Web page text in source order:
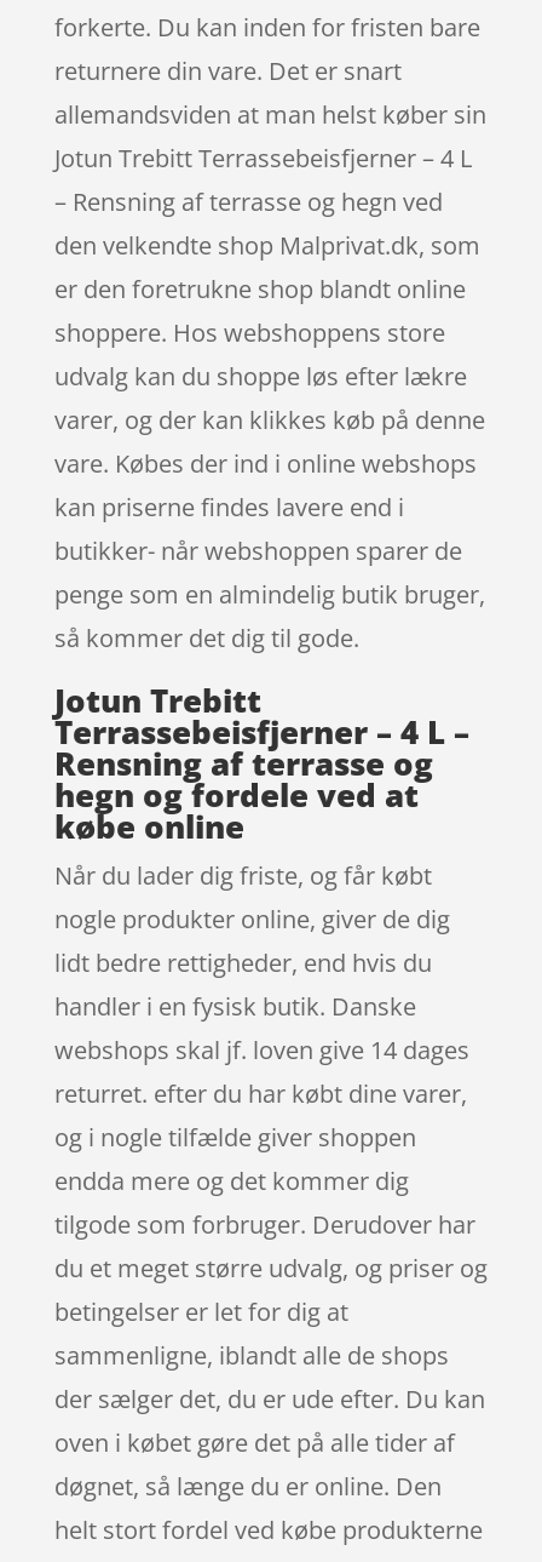
forkerte. Du kan inden for fristen bare
returnere din vare. Det er snart
allemandsviden at man helst køber sin
Jotun Trebitt Terrassebeisfjerner – 4 L
– Rensning af terrasse og hegn ved
den velkendte shop Malprivat.dk, som
er den foretrukne shop blandt online
shoppere. Hos webshoppens store
udvalg kan du shoppe løs efter lækre
varer, og der kan klikkes køb på denne
vare. Købes der ind i online webshops
kan priserne findes lavere end i
butikker- når webshoppen sparer de
penge som en almindelig butik bruger,
så kommer det dig til gode.
Jotun Trebitt
Terrassebeisfjerner – 4 L –
Rensning af terrasse og
hegn og fordele ved at
købe online
Når du lader dig friste, og får købt
nogle produkter online, giver de dig
lidt bedre rettigheder, end hvis du
handler i en fysisk butik. Danske
webshops skal jf. loven give 14 dages
returret. efter du har købt dine varer,
og i nogle tilfælde giver shoppen
endda mere og det kommer dig
tilgode som forbruger. Derudover har
du et meget større udvalg, og priser og
betingelser er let for dig at
sammenligne, iblandt alle de shops
der sælger det, du er ude efter. Du kan
oven i købet gøre det på alle tider af
døgnet, så længe du er online. Den
helt stort fordel ved købe produkterne